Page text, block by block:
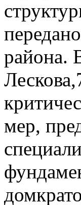
района.
мер,